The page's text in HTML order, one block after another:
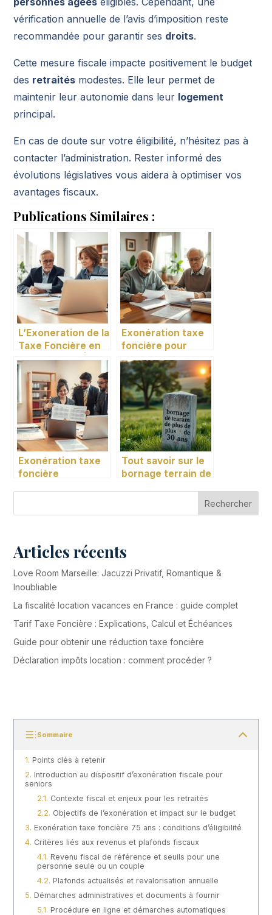
vérification annuelle de l’avis d’imposition reste
recommandée pour garantir ses droits.
Cette mesure fiscale impacte positivement le budget
des retraités modestes. Elle leur permet de
maintenir leur autonomie dans leur logement
principal.
En cas de doute sur votre éligibilité, n’hésitez pas à
contacter l’administration. Rester informé des
évolutions législatives vous aidera à optimiser vos
avantages fiscaux.
Publications Similaires :
L’Exoneration de la
Taxe Foncière en
Fonction de l’Âge
Exonération taxe
foncière pour
personne âgée :
infos
Exonération taxe
foncière
Tout savoir sur le
bornage terrain de
Rechercher
Articles récents
Love Room Marseille: Jacuzzi Privatif, Romantique &
Inoubliable
La fiscalité location vacances en France : guide complet
Tarif Taxe Foncière : Explications, Calcul et Échéances
Guide pour obtenir une réduction taxe foncière
Déclaration impôts location : comment procéder ?
Sommaire
Points clés à retenir
Introduction au dispositif d’exonération fiscale pour
seniors
Contexte fiscal et enjeux pour les retraités
Objectifs de l’exonération et impact sur le budget
Exonération taxe foncière 75 ans : conditions d’éligibilité
Critères liés aux revenus et plafonds fiscaux
Revenu fiscal de référence et seuils pour une
personne seule ou un couple
Plafonds actualisés et revalorisation annuelle
Démarches administratives et documents à fournir
Procédure en ligne et démarches automatiques